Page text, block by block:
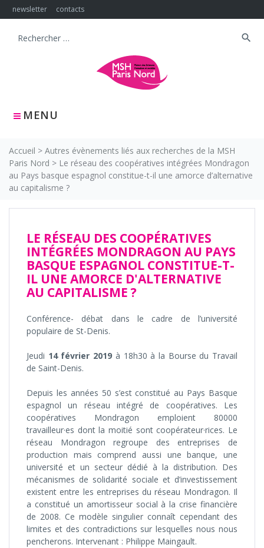
Skip
to
newsletter contacts
MENU
Search
search
Accueil > Autres évènements liés aux recherches de la MSH
Paris Nord > Le réseau des coopératives intégrées Mondragon
au Pays basque espagnol constitue-t-il une amorce d’alternative
au capitalisme ?
LE RÉSEAU DES COOPÉRATIVES
INTÉGRÉES MONDRAGON AU PAYS
BASQUE ESPAGNOL CONSTITUE-T-
IL UNE AMORCE D'ALTERNATIVE
AU CAPITALISME ?
Conférence- débat dans le cadre de l’université
populaire de St-Denis.
Jeudi 14 février 2019 à 18h30 à la Bourse du Travail
de Saint-Denis.
Depuis les années 50 s’est constitué au Pays Basque
espagnol un réseau intégré de coopératives. Les
coopératives Mondragon emploient 80000
travailleur·es dont la moitié sont coopérateur·rices. Le
réseau Mondragon regroupe des entreprises de
production mais comprend aussi une banque, une
université et un secteur dédié à la distribution. Des
mécanismes de solidarité sociale et d’investissement
existent entre les entreprises du réseau Mondragon. Il
a constitué un amortisseur social à la crise financière
de 2008. Ce modèle singulier connaît cependant des
limites et des contradictions sur lesquelles nous nous
pencherons. Intervenant : Philippe Maingault.